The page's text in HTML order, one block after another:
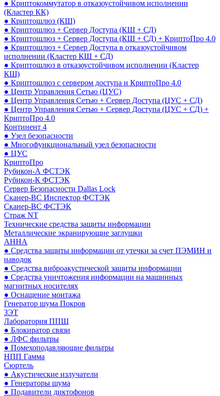
● Криптокоммутатор в отказоустойчивом исполнении
(Кластер КК)
● Криптошлюз (КШ)
● Криптошлюз + Сервер Доступа (КШ + СД)
● Криптошлюз + Сервер Доступа (КШ + СД) + КриптоПро 4.0
● Криптошлюз + Сервер Доступа в отказоустойчивом
исполнении (Кластер КШ + СД)
● Криптошлюз в отказоустойчивом исполнении (Кластер
КШ)
● Криптошлюз с сервером доступа и КриптоПро 4.0
● Центр Управления Сетью (ЦУС)
● Центр Управления Сетью + Сервер Доступа (ЦУС + СД)
● Центр Управления Сетью + Сервер Доступа (ЦУС + СД) +
КриптоПро 4.0
Континент 4
● Узел безопасности
● Многофункциональный узел безопасности
● ЦУС
КриптоПро
Рубикон-А ФСТЭК
Рубикон-К ФСТЭК
Сервер Безопасности Dallas Lock
Сканер-ВС Инспектор ФСТЭК
Сканер-ВС ФСТЭК
Страж NT
Технические средства защиты информации
Металлические экранирующие заглушки
АННА
● Средства защиты информации от утечки за счет ПЭМИН и
наводок
● Средства виброакустической защиты информации
● Средства уничтожения информации на машинных
магнитных носителях
● Оснащение монтажа
Генератор шума Покров
ЗЭТ
Лаборатория ППШ
● Блокиратор связи
● ЛФС фильтры
● Помехоподавляющие фильтры
НПП Гамма
Сюртель
● Акустические излучатели
● Генераторы шума
● Подавители диктофонов